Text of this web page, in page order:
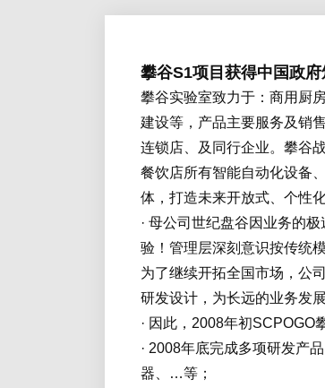
攀谷S1项目获得中国政府
攀谷实验室致力于：商用厨
建设等，产品主要服务及销
连锁店、及同行企业。攀谷
餐饮店所有智能自动化设备
体，打造未来开放式、个性
· 母公司世纪盘谷因业务的
验！管理层深刻意识按传统
为了继续开拓全国市场，公
研发设计，为长远的业务发
· 因此，2008年初
· 2008年底完成多项研发产
器、…等；